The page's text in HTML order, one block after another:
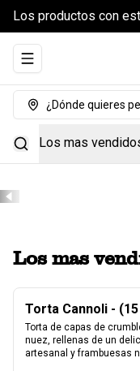
Los productos con
Abrir menu de
¿Dónde quieres
Los mas
Los mas
Torta Cannoli -
Torta de capas de
nuez, rellenas de un
artesanal y frambuesas